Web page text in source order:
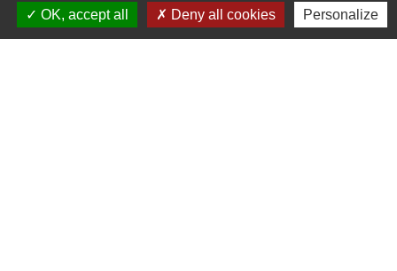
Saint M'Hervé village
OK, accept all
Deny all cookies Personalize